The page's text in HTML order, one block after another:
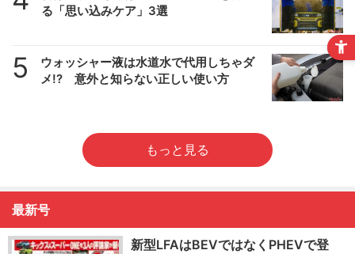
る「思い込みケア」3選
5
ウォッシャー液は水道水で代用しちゃダ
メ!? 意外と知らない正しい使い方
もっと見る
最新号
新型LFAはBEVではなくPHEVで登